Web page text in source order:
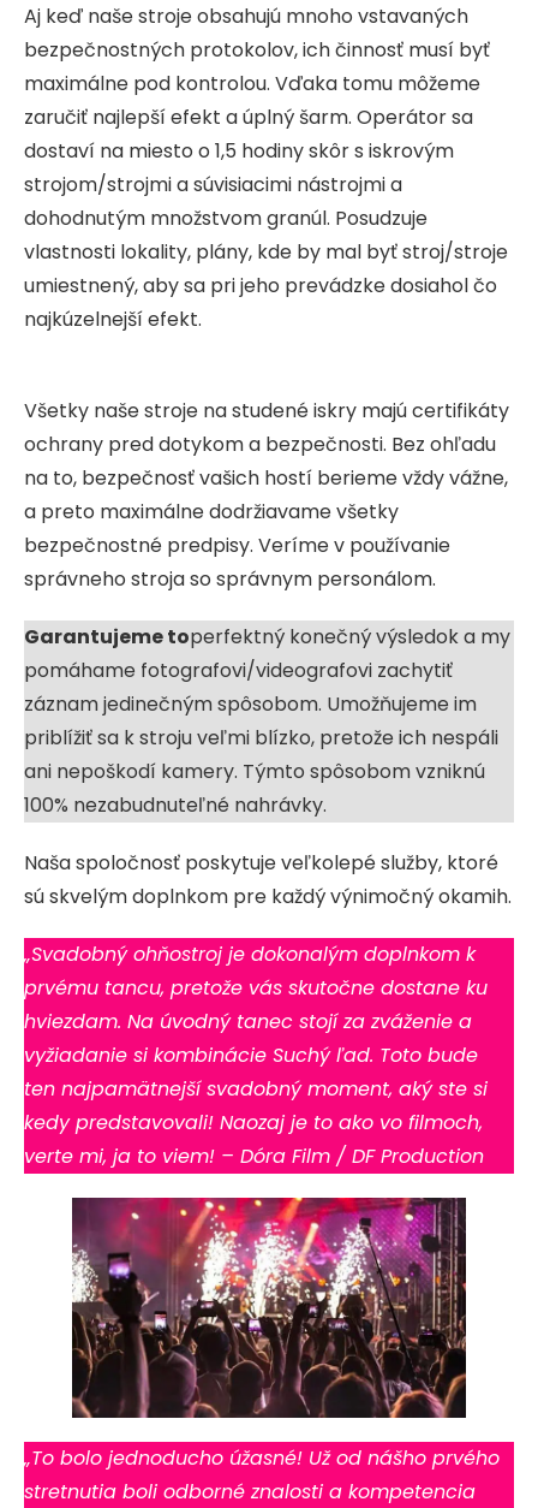
Aj keď naše stroje obsahujú mnoho vstavaných
bezpečnostných protokolov, ich činnosť musí byť
maximálne pod kontrolou. Vďaka tomu môžeme
zaručiť najlepší efekt a úplný šarm. Operátor sa
dostaví na miesto o 1,5 hodiny skôr s iskrovým
strojom/strojmi a súvisiacimi nástrojmi a
dohodnutým množstvom granúl. Posudzuje
vlastnosti lokality, plány, kde by mal byť stroj/stroje
umiestnený, aby sa pri jeho prevádzke dosiahol čo
najkúzelnejší efekt.
Všetky naše stroje na studené iskry majú certifikáty
ochrany pred dotykom a bezpečnosti. Bez ohľadu
na to, bezpečnosť vašich hostí berieme vždy vážne,
a preto maximálne dodržiavame všetky
bezpečnostné predpisy. Veríme v používanie
správneho stroja so správnym personálom.
Garantujeme toperfektný konečný výsledok a my
pomáhame fotografovi/videografovi zachytiť
záznam jedinečným spôsobom. Umožňujeme im
priblížiť sa k stroju veľmi blízko, pretože ich nespáli
ani nepoškodí kamery. Týmto spôsobom vzniknú
100% nezabudnuteľné nahrávky.
Naša spoločnosť poskytuje veľkolepé služby, ktoré
sú skvelým doplnkom pre každý výnimočný okamih.
„Svadobný ohňostroj je dokonalým doplnkom k
prvému tancu, pretože vás skutočne dostane ku
hviezdam. Na úvodný tanec stojí za zváženie a
vyžiadanie si kombinácie Suchý ľad. Toto bude
ten najpamätnejší svadobný moment, aký ste si
kedy predstavovali! Naozaj je to ako vo filmoch,
verte mi, ja to viem! – Dóra Film / DF Production
„To bolo jednoducho úžasné! Už od nášho prvého
stretnutia boli odborné znalosti a kompetencia